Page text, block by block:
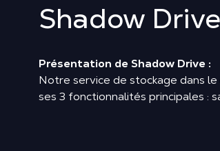
Shadow Drive
Présentation de Shadow Drive :
Notre service de stockage dans
ses 3 fonctionnalités principales :